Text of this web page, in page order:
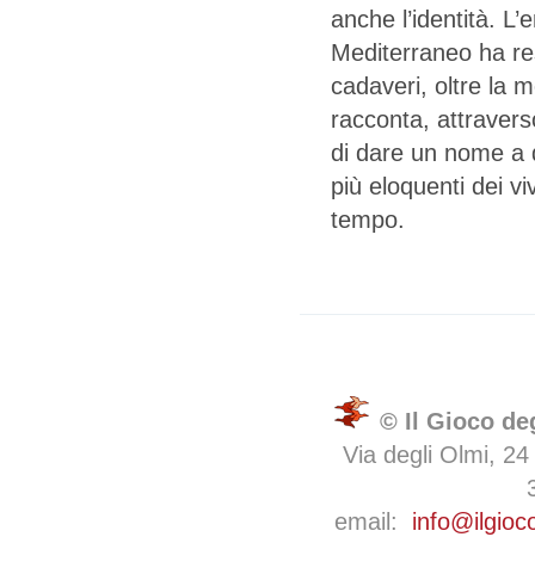
anche l’identità.
Mediterraneo ha
cadaveri, oltre la
racconta,
di dare un nome a
più eloquenti dei
tempo.
© Il Gioco
Via degli Olmi,
email: